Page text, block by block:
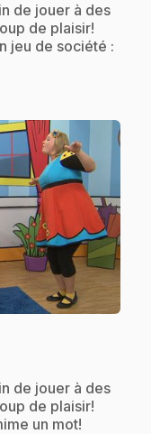
de jouer à des
de plaisir!
jeu de société :
de jouer à des
de plaisir!
un mot!